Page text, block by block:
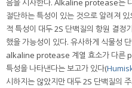
음을 시사한다. Alkaline protease는
절단하는 특성이 있는 것으로 알려져 있
적 특성이 대두 2S 단백질의 항원 결정
했을 가능성이 있다. 유사하게 식물성
alkaline protease 계열 효소가 다른
특성을 나타낸다는 보고가 있다(
시하지는 않았지만 대두 2S 단백질의